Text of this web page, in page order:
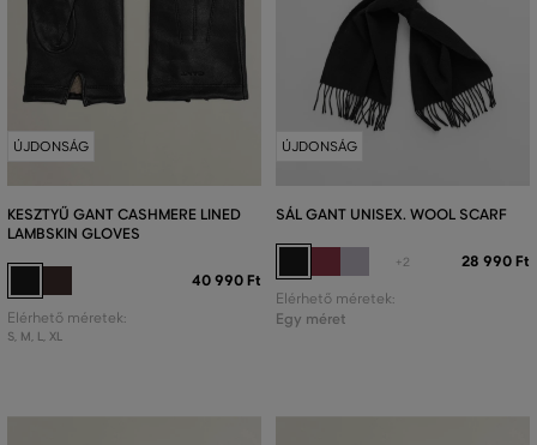
ÚJDONSÁG
KESZTYŰ GANT CASHMERE LINED
LAMBSKIN GLOVES
40 990 Ft
Elérhető méretek:
S, M, L, XL
ÚJDONSÁG
SÁL GANT UNISEX. WOOL SCARF
+2 28 990 Ft
Elérhető méretek:
Egy méret